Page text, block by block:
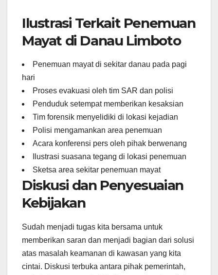
Ilustrasi Terkait Penemuan
Mayat di Danau Limboto
Penemuan mayat di sekitar danau pada pagi
hari
Proses evakuasi oleh tim SAR dan polisi
Penduduk setempat memberikan kesaksian
Tim forensik menyelidiki di lokasi kejadian
Polisi mengamankan area penemuan
Acara konferensi pers oleh pihak berwenang
Ilustrasi suasana tegang di lokasi penemuan
Sketsa area sekitar penemuan mayat
Diskusi dan Penyesuaian
Kebijakan
Sudah menjadi tugas kita bersama untuk
memberikan saran dan menjadi bagian dari solusi
atas masalah keamanan di kawasan yang kita
cintai. Diskusi terbuka antara pihak pemerintah,